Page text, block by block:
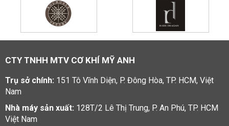
CTY TNHH MTV CƠ KHÍ MỸ ANH
Trụ sở chính: 151 Tô Vĩnh Diện, P. Đông Hòa, TP. HCM, Việt
Nam
Nhà máy sản xuất: 128T/2 Lê Thị Trung, P. An Phú, TP. HCM
Việt Nam